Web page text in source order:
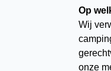
Op
Wij
onze